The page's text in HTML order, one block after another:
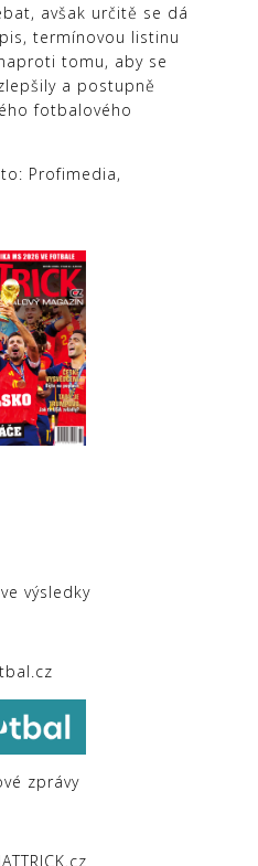
avšak určitě se dá
termínovou listinu
tomu, aby se
a postupně
fotbalového
Profimedia,
výsledky
zprávy